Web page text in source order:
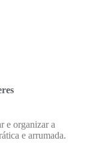
e organizar a
e arrumada.